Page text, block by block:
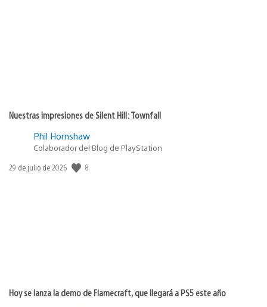
Nuestras impresiones de Silent Hill: Townfall
Phil Hornshaw
Colaborador del Blog de PlayStation
Fecha
29 de julio de 2026 8
Hoy se lanza la demo de Flamecraft, que llegará a PS5 este año